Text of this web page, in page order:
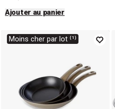
Ajouter au panier
Moins cher par lot ⁽¹⁾